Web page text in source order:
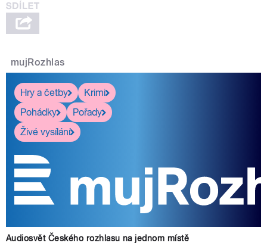
mujRozhlas
Hry a četby
Krimi
Pohádky
Pořady
Živé vysílání
Audiosvět Českého rozhlasu na jednom místě